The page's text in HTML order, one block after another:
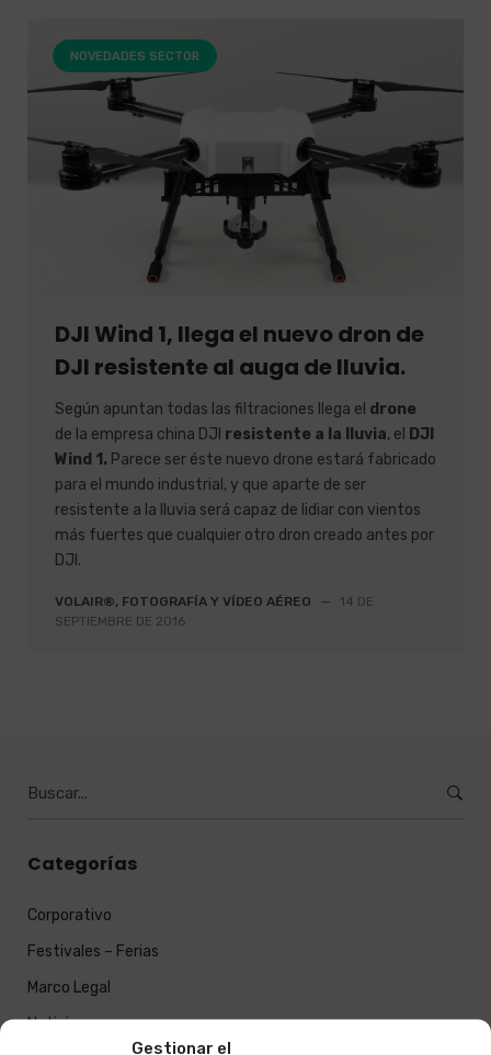
Gestionar el
NOVEDADES SECTOR
DJI Wind 1, llega el nuevo dron de
DJI resistente al auga de lluvia.
Según apuntan todas las filtraciones llega el drone
de la empresa china DJI resistente a la lluvia, el DJI
Wind 1. Parece ser éste nuevo drone estará fabricado
para el mundo industrial, y que aparte de ser
resistente a la lluvia será capaz de lidiar con vientos
más fuertes que cualquier otro dron creado antes por
DJI.
VOLAIR®, FOTOGRAFÍA Y VÍDEO AÉREO —
14 DE
SEPTIEMBRE DE 2016
Categorías
Corporativo
Festivales – Ferias
Marco Legal
Noticias